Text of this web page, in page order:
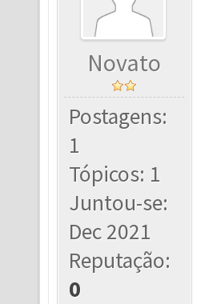
Novato
Postagens:
1
Tópicos: 1
Juntou-se:
Dec 2021
Reputação:
0